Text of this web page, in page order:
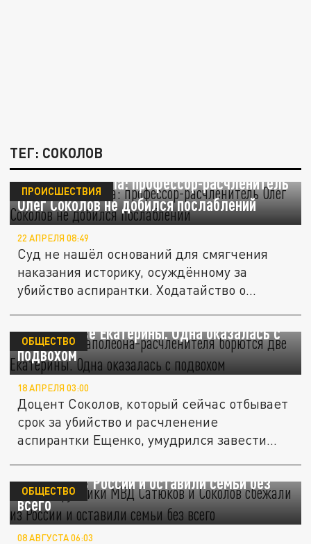
ТЕГ: СОКОЛОВ
Пенсия не спасла: профессор-расчленитель
Олег Соколов не добился послаблений
ПРОИСШЕСТВИЯ
22 АПРЕЛЯ 08:49
Суд не нашёл оснований для смягчения
наказания историку, осуждённому за
убийство аспирантки. Ходатайство о...
За сердце Наполеона-расчленителя
борются две Екатерины. Одна оказалась с
подвохом
ОБЩЕСТВО
18 АПРЕЛЯ 03:00
Доцент Соколов, который сейчас отбывает
срок за убийство и расчленение
аспирантки Ещенко, умудрился завести...
Экс-сотрудники МВД Сатюков и Соколов
сбежали из России и оставили семьи без
всего
ОБЩЕСТВО
08 АВГУСТА 06:03